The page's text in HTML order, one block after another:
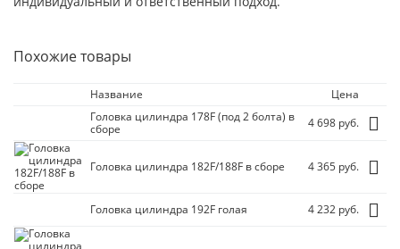
Похожие товары
Название
Цена
Головка цилиндра 178F (под 2 болта) в
сборе
4 698 руб.
Головка цилиндра 182F/188F в сборе 4 365 руб.
Головка цилиндра 192F голая 4 232 руб.